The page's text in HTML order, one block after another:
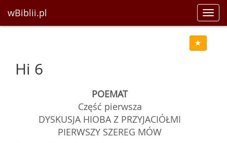
wBiblii.pl
Hi 6
POEMAT
Część pierwsza
DYSKUSJA HIOBA Z PRZYJACIÓŁMI
PIERWSZY SZEREG MÓW